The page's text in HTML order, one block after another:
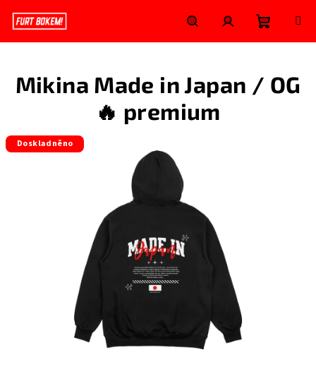
obsah
HledatPřihlášeníNákupní
košík
Mikina Made in Japan / OG
🔥 premium
Doskladněno